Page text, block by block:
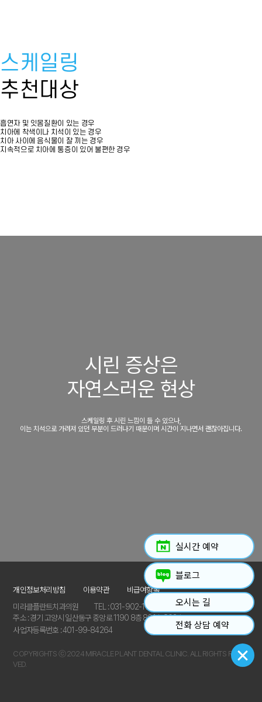
실시간 예약
블로그
오시는 길
전화 상담 예약
스케일링
추천대상
흡연자 및 잇몸질환이 있는 경우
치아에 착색이나 치석이 있는 경우
치아 사이에 음식물이 잘 끼는 경우
지속적으로 치아에 통증이 있어 불편한 경우
시린 증상은
자연스러운 현상
스케일링 후 시린 느낌이 들 수 있으나,
이는 치석으로 가려져 있던 부분이 드러나기 때문이며 시간이 지나면서 괜찮아집니다.
개인정보처리방침 이용약관
비급여항목
미라클플란트치과의원
TEL : 031-902-1112
주소 : 경기 고양시 일산동구 중앙로 1190 8층 801호,802호
사업자등록번호 : 401-99-84264
COPYRIGHTS ⓒ 2024 MIRACLE PLANT DENTAL CLINIC. ALL RIGHTS RESER
VED.